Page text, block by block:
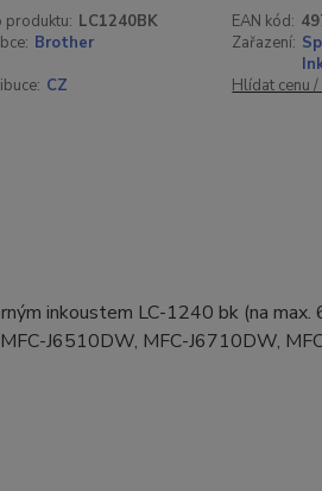
produktu: LC1240BK EAN kód:
Brother Zařazení:
CZ Hlídat cenu
inkoustem LC-1240 bk (na max.
J6510DW, MFC-J6710DW,